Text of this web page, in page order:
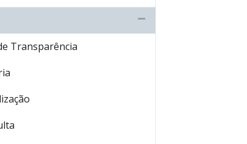
Transparência